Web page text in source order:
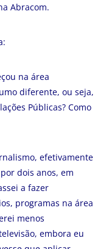
Abracom.
na área
diferente, ou seja,
Públicas? Como
efetivamente
dois anos, em
a fazer
programas na área
menos
embora eu